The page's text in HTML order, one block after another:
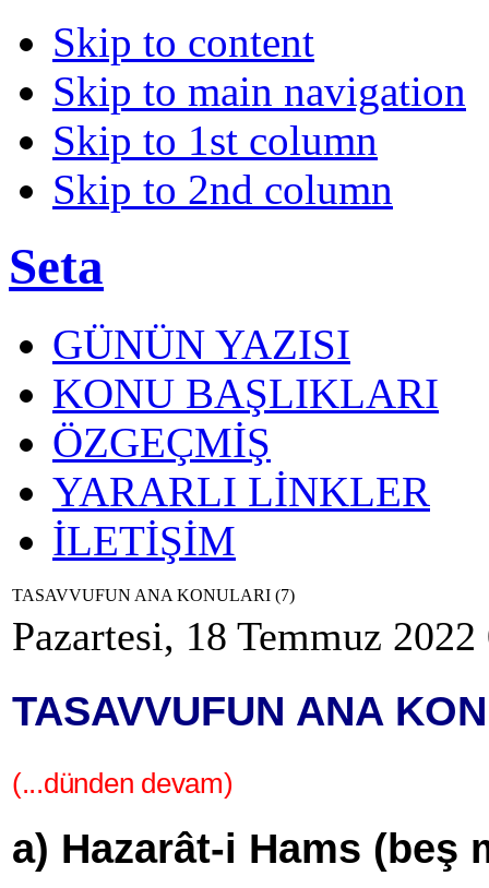
Skip to content
Skip to main navigation
Skip to 1st column
Skip to 2nd column
Seta
GÜNÜN YAZISI
KONU BAŞLIKLARI
ÖZGEÇMİŞ
YARARLI LİNKLER
İLETİŞİM
TASAVVUFUN ANA KONULARI (7)
Pazartesi, 18 Temmuz
TASAVVUFUN ANA
(...dünden devam)
a) Hazarât-i Hams (beş